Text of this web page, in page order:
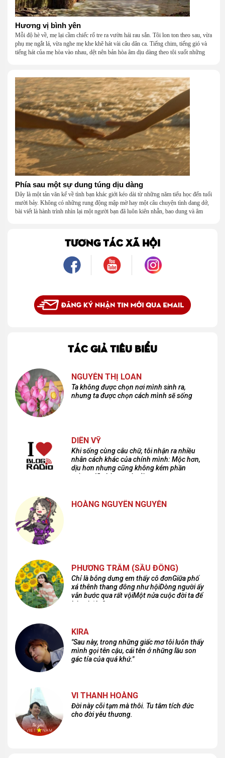
Hương vị bình yên
Mỗi độ hè về, mẹ lại cầm chiếc rổ tre ra vườn hái rau sắn. Tôi lon ton theo sau, vừa
phụ mẹ ngắt lá, vừa nghe mẹ khe khẽ hát vài câu dân ca. Tiếng chim, tiếng gió và
tiếng hát của mẹ hòa vào nhau, dệt nên bản hòa âm dịu dàng theo tôi suốt những
Phía sau một sự dung túng dịu dàng
Đây là một tản văn kể về tình bạn khác giới kéo dài từ những năm tiểu học đến tuổi
mười bảy. Không có những rung động mập mờ hay một câu chuyện tình dang dở,
bài viết là hành trình nhìn lại một người bạn đã luôn kiên nhẫn, bao dung và âm
là một mối tình, mà là một người luôn cho tôi quyền được là chính mình.
TƯƠNG TÁC XÃ HỘI
TÁC GIẢ TIÊU BIỂU
NGUYỄN THỊ LOAN
Ta không được chọn nơi mình sinh ra,
nhưng ta được chọn cách mình sẽ sống
DIÊN VỸ
Khi sống cùng câu chữ, tôi nhận ra nhiều
nhân cách khác của chính mình: Mộc hơn,
dịu hơn nhưng cũng không kém phần
cuồng dã và hoang hoải...
HOÀNG NGUYÊN NGUYỄN
PHƯƠNG TRÂM (SẦU ĐÔNG)
Chỉ là bỗng dưng em thấy cô đơnGiữa phố
xá thênh thang đông như hộiDòng người ấy
vẫn bước qua rất vộiMột nửa cuộc đời ta để
lại nơi đâu?
KIRA
"Sau này, trong những giấc mơ tôi luôn thấy
mình gọi tên cậu, cái tên ở những lầu son
gác tía của quá khứ."
VI THANH HOÀNG
Đời này cõi tạm mà thôi. Tu tâm tích đức
cho đời yêu thương.